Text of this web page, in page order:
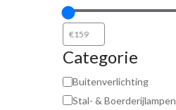
Categorie
Buitenverlichting
Stal- & Boerderijlampen